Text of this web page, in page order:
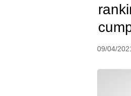
09/04/